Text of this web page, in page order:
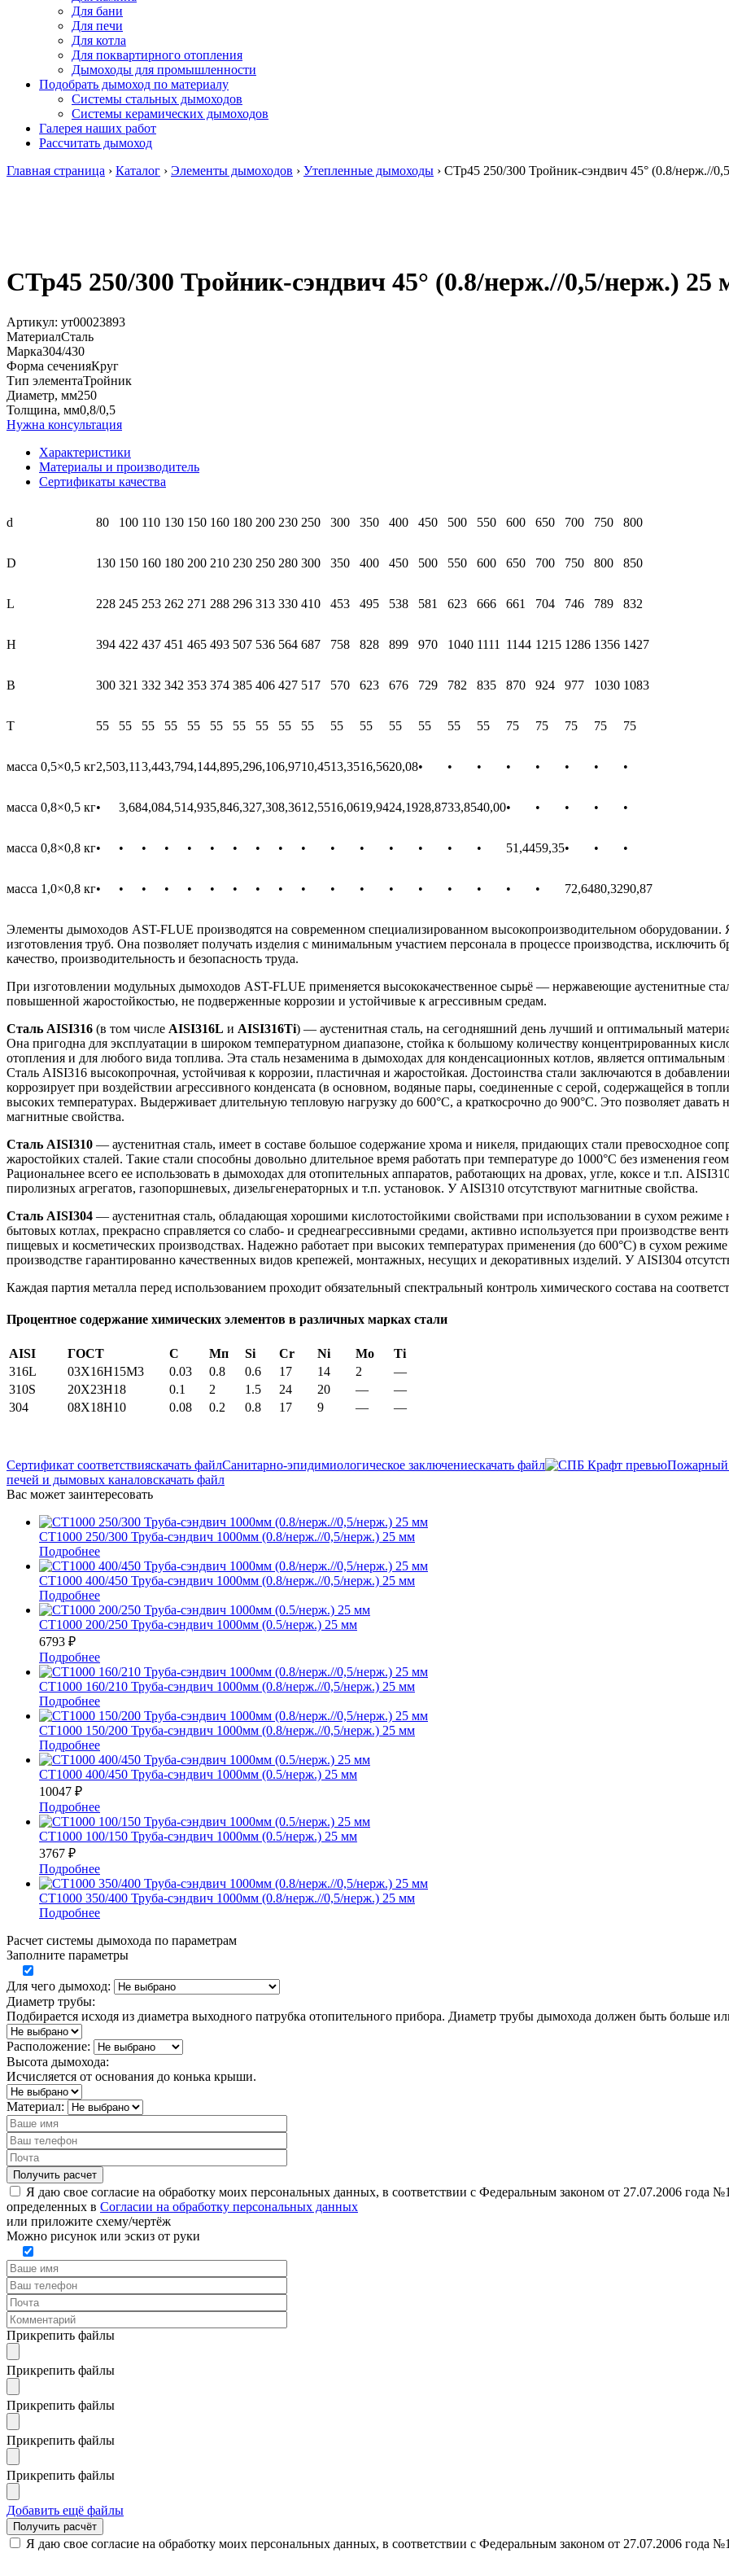
Для бани
Для печи
Для котла
Для поквартирного отопления
Дымоходы для промышленности
Подобрать дымоход по материалу
Системы стальных дымоходов
Системы керамических дымоходов
Галерея наших работ
Рассчитать дымоход
Главная страница › Каталог › Элементы дымоходов › Утепленные дымоходы › СТр45 250/300 Тройник-сэндвич 45° (0.8/нерж.//
СТр45 250/300 Тройник-сэндвич 45° (0.8/нерж.//0,5/нерж.) 25
Артикул: ут00023893
МатериалСталь
Марка304/430
Форма сеченияКруг
Тип элементаТройник
Диаметр, мм250
Толщина, мм0,8/0,5
Нужна консультация
Характеристики
Материалы и производитель
Сертификаты качества
d 80 100 110 130 150 160 180 200 230 250 300 350 400 450 500 550 600 650 700 750 800
D 130 150 160 180 200 210 230 250 280 300 350 400 450 500 550 600 650 700 750 800 850
L 228 245 253 262 271 288 296 313 330 410 453 495 538 581 623 666 661 704 746 789 832
H 394 422 437 451 465 493 507 536 564 687 758 828 899 970 1040 1111 1144 1215 1286 1356 1427
В 300 321 332 342 353 374 385 406 427 517 570 623 676 729 782 835 870 924 977 1030 1083
T 55 55 55 55 55 55 55 55 55 55 55 55 55 55 55 55 75 75 75 75 75
масса 0,5×0,5 кг2,503,11 3,443,794,144,895,296,106,9710,4513,3516,5620,08• • • • • • • •
масса 0,8×0,5 кг• 3,684,084,514,935,846,327,308,3612,5516,0619,9424,1928,8733,8540,00• • • • •
масса 0,8×0,8 кг• • • • • • • • • • • • • • • • 51,4459,35• • •
масса 1,0×0,8 кг• • • • • • • • • • • • • • • • • • 72,6480,3290,87
Элементы дымоходов AST-FLUE производятся на современном специализированном высокопроизводительном оборудовании.
изготовления труб. Она позволяет получать изделия с минимальным участием персонала в процессе производства,
качество, производительность и безопасность труда.
При изготовлении модульных дымоходов AST-FLUE применяется высококачественное сырьё — нержавеющие аустенитные
повышенной жаростойкостью, не подверженные коррозии и устойчивые к агрессивным средам.
Сталь AISI316 (в том числе AISI316L и AISI316Ti) — аустенитная сталь, на сегодняшний день лучший и оптимальный
Она пригодна для эксплуатации в широком температурном диапазоне, стойка к большому количеству концентрированных
отопления и для любого вида топлива. Эта сталь незаменима в дымоходах для конденсационных котлов, является
Сталь AISI316 высокопрочная, устойчивая к коррозии, пластичная и жаростойкая. Достоинства стали заключаются в
коррозирует при воздействии агрессивного конденсата (в основном, водяные пары, соединенные с серой, содержащейся в
высоких температурах. Выдерживает длительную тепловую нагрузку до 600°С, а краткосрочно до 900°С. Это позволяет
магнитные свойства.
Сталь AISI310 — аустенитная сталь, имеет в составе большое содержание хрома и никеля, придающих стали превосходное
жаростойких сталей. Такие стали способны довольно длительное время работать при температуре до 1000°С без изменения
Рациональнее всего ее использовать в дымоходах для отопительных аппаратов, работающих на дровах, угле, коксе и т.п.
пиролизных агрегатов, газопоршневых, дизельгенераторных и т.п. установок. У AISI310 отсутствуют магнитные свойства.
Сталь AISI304 — аустенитная сталь, обладающая хорошими кислотостойкими свойствами при использовании в сухом режиме
бытовых котлах, прекрасно справляется со слабо- и среднеагрессивными средами, активно используется при производстве
пищевых и косметических производствах. Надежно работает при высоких температурах применения (до 600°С) в сухом
производстве гарантированно качественных видов крепежей, монтажных, несущих и декоративных изделий. У AISI304
Каждая партия металла перед использованием проходит обязательный спектральный контроль химического состава на
Процентное содержание химических элементов в различных марках стали
AISI ГОСТ С Мп Si Cr Ni Мо
Ti
316L
03X16H15M3 0.03 0.8 0.6 17 14 2
—
310S
20Х23Н18 0.1 2 1.5 24 20 —
—
304
08Х18Н10 0.08 0.2 0.8 17 9 — —
Сертификат соответствияскачать файлСанитарно-эпидимиологическое заключениескачать файл Пожарный
печей и дымовых каналовскачать файл
Вас может заинтересовать
СТ1000 250/300 Труба-сэндвич 1000мм (0.8/нерж.//0,5/нерж.) 25 мм
Подробнее
СТ1000 400/450 Труба-сэндвич 1000мм (0.8/нерж.//0,5/нерж.) 25 мм
Подробнее
СТ1000 200/250 Труба-сэндвич 1000мм (0.5/нерж.) 25 мм
6793 ₽
Подробнее
СТ1000 160/210 Труба-сэндвич 1000мм (0.8/нерж.//0,5/нерж.) 25 мм
Подробнее
СТ1000 150/200 Труба-сэндвич 1000мм (0.8/нерж.//0,5/нерж.) 25 мм
Подробнее
СТ1000 400/450 Труба-сэндвич 1000мм (0.5/нерж.) 25 мм
10047 ₽
Подробнее
СТ1000 100/150 Труба-сэндвич 1000мм (0.5/нерж.) 25 мм
3767 ₽
Подробнее
СТ1000 350/400 Труба-сэндвич 1000мм (0.8/нерж.//0,5/нерж.) 25 мм
Подробнее
Расчет системы дымохода по параметрам
Заполните параметры
Для чего дымоход:
Диаметр трубы:
Подбирается исходя из диаметра выходного патрубка отопительного прибора. Диаметр трубы дымохода должен быть больше
Расположение:
Высота дымохода:
Исчисляется от основания до конька крыши.
Материал:
Я даю свое согласие на обработку моих персональных данных, в соответствии с Федеральным законом от 27.07.2006
определенных в Согласии на обработку персональных данных
или приложите схему/чертёж
Можно рисунок или эскиз от руки
Прикрепить файлы
Прикрепить файлы
Прикрепить файлы
Прикрепить файлы
Прикрепить файлы
Добавить ещё файлы
Я даю свое согласие на обработку моих персональных данных, в соответствии с Федеральным законом от 27.07.2006